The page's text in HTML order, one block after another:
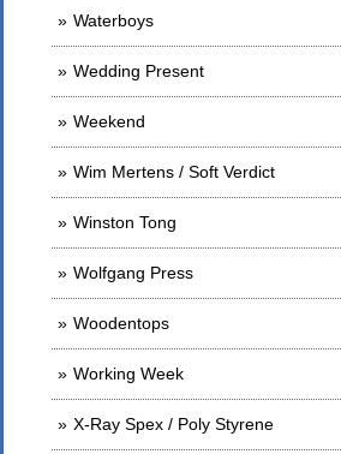
Waterboys
Wedding Present
Weekend
Wim Mertens / Soft Verdict
Winston Tong
Wolfgang Press
Woodentops
Working Week
X-Ray Spex / Poly Styrene